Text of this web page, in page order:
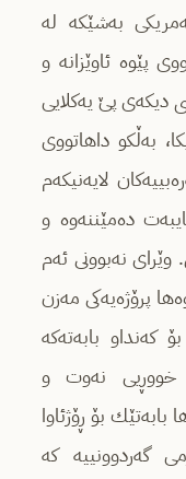
بەشێكە لە
پێوە ئاوێزانە و
پێ یەكلایى
بەڵكو داهاتووى
لایەنیكەم
دەمێننەوە و
وێراى نەبوونى ئەم
پرۆژەیەكى مەزن
كەنداو بابەتەكە
خووڕیى نەوت و
بۆ ڕۆژئاوا
گەردوونییە كە